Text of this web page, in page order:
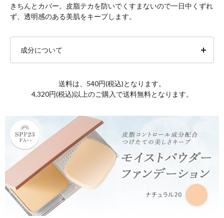
きちんとカバー。皮脂テカを防いでくすまないので一日中くずれ
ず、透明感のある美肌をキープします。
成分について